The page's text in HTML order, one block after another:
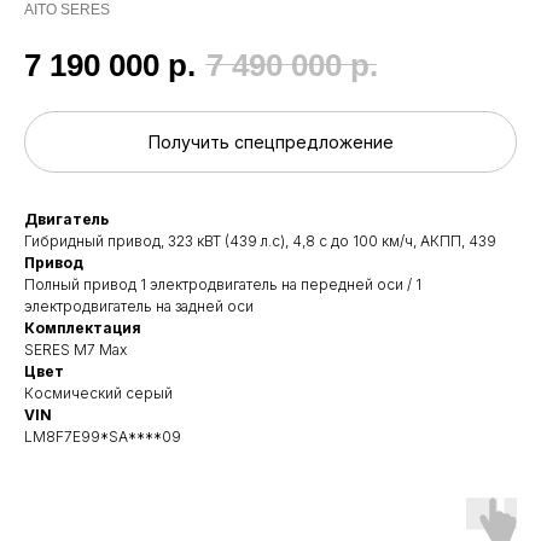
AITO SERES
7 190 000 р. 7 490 000 р.
Получить спецпредложение
Двигатель
Гибридный привод, 323 кВТ (439 л.с), 4,8 с до 100 км/ч, АКПП, 439
Привод
Полный привод 1 электродвигатель на передней оси / 1
электродвигатель на задней оси
Комплектация
SERES M7 Max
Цвет
Космический серый
VIN
LM8F7E99*SA****09